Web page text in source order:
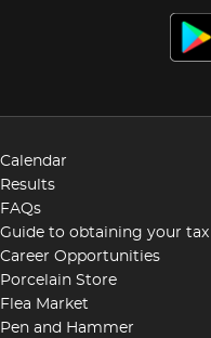
Calendar
Results
FAQs
Guide to obtaining your
Career Opportunities
Porcelain Store
Flea Market
Pen and Hammer